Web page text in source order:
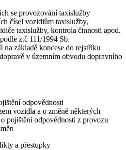
se provozování taxislužby
čísel vozidlům taxislužby,
taxislužby, kontrola činnosti apod.
z.č 111/1994 Sb.
na základě koncese do rejstříku
v územním obvodu dopravního
odpovědnosti
vozidla a o změně některých
pojištění odpovědnosti z provozu
a přestupky